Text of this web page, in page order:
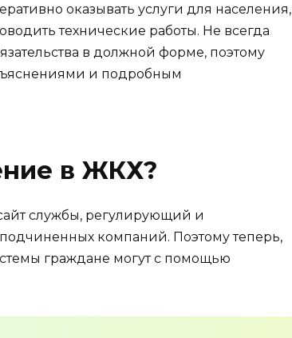
оказывать услуги для населения,
технические работы. Не всегда
в должной форме, поэтому
и подробным
в ЖКХ?
службы, регулирующий и
компаний. Поэтому теперь,
граждане могут с помощью